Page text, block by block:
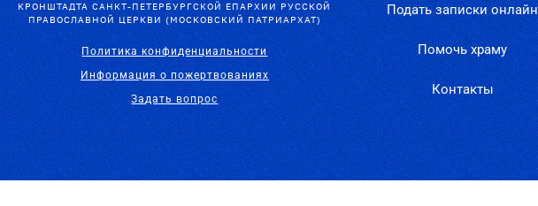
КРОНШТАДТА САНКТ-ПЕТЕРБУРГСКОЙ ЕПАРХИИ РУССКОЙ
ПРАВОСЛАВНОЙ ЦЕРКВИ (МОСКОВСКИЙ ПАТРИАРХАТ)
Политика конфиденциальности
Информация о пожертвованиях
Задать вопрос
Подать записки онлайн
Помочь храму
Контакты